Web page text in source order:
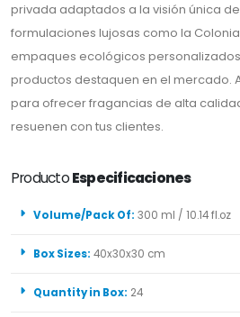
privada adaptados a la visión única
formulaciones lujosas como la
empaques ecológicos
productos destaquen en el mercado.
para ofrecer fragancias de alta
resuenen con tus clientes.
ProductoEspecificaciones
Volume/Pack Of: 300 ml / 10.14 fl.oz
Box Sizes: 40x30x30 cm
Quantity in Box: 24